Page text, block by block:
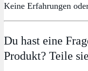
Keine Erfahrungen
Du hast eine
Produkt? Teile